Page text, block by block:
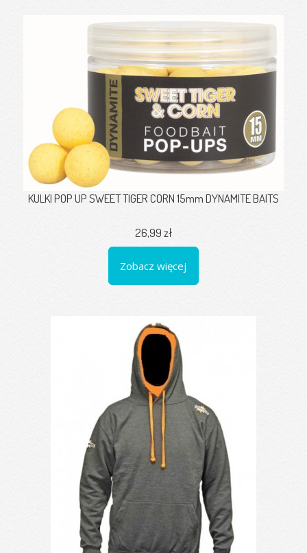
KULKI POP UP SWEET TIGER CORN 15mm DYNAMITE BAITS
26,99 zł
Zobacz więcej